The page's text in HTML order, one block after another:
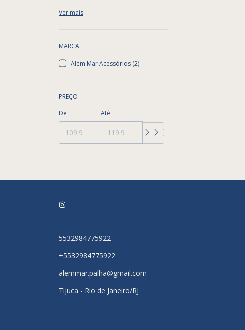
Ver mais
MARCA
Além Mar Acessórios (2)
PREÇO
De
Até
5532984775922
+5532984775922
alemmar.palha@gmail.com
Tijuca - Rio de Janeiro/RJ